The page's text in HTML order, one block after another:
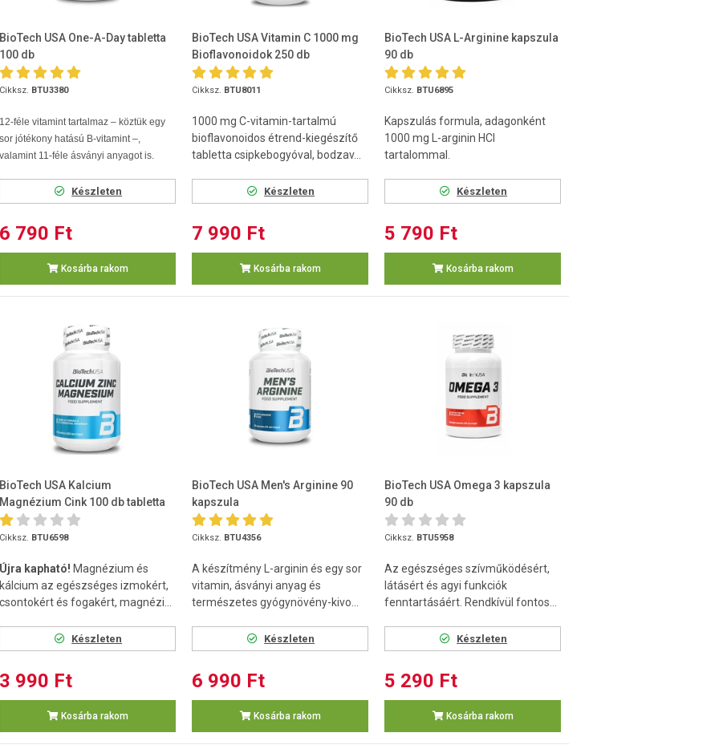
BioTech USA One-A-Day tabletta
100 db
Cikksz. BTU3380
12-féle vitamint tartalmaz – köztük egy
sor jótékony hatású B-vitamint –,
valamint 11-féle ásványi anyagot is.
Készleten
6 790 Ft
Kosárba rakom
BioTech USA Vitamin C 1000 mg
Bioflavonoidok 250 db
Cikksz. BTU8011
1000 mg C-vitamin-tartalmú
bioflavonoidos étrend-kiegészítő
tabletta csipkebogyóval, bodzav...
Készleten
7 990 Ft
Kosárba rakom
BioTech USA L-Arginine kapszula
90 db
Cikksz. BTU6895
Kapszulás formula, adagonként
1000 mg L-arginin HCl
tartalommal.
Készleten
5 790 Ft
Kosárba rakom
BioTech USA Kalcium
Magnézium Cink 100 db tabletta
Cikksz. BTU6598
Újra kapható! Magnézium és
kálcium az egészséges izmokért,
csontokért és fogakért, magnézi...
Készleten
3 990 Ft
Kosárba rakom
BioTech USA Men's Arginine 90
kapszula
Cikksz. BTU4356
A készítmény L-arginin és egy sor
vitamin, ásványi anyag és
természetes gyógynövény-kivo...
Készleten
6 990 Ft
Kosárba rakom
BioTech USA Omega 3 kapszula
90 db
Cikksz. BTU5958
Az egészséges szívműködésért,
látásért és agyi funkciók
fenntartásáért. Rendkívül fontos...
Készleten
5 290 Ft
Kosárba rakom